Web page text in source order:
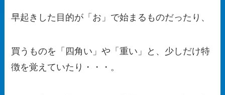
早起きした目的が「お」で始まるものだったり、
買うものを「四角い」や「重い」と、少しだけ特
徴を覚えていたり・・・。